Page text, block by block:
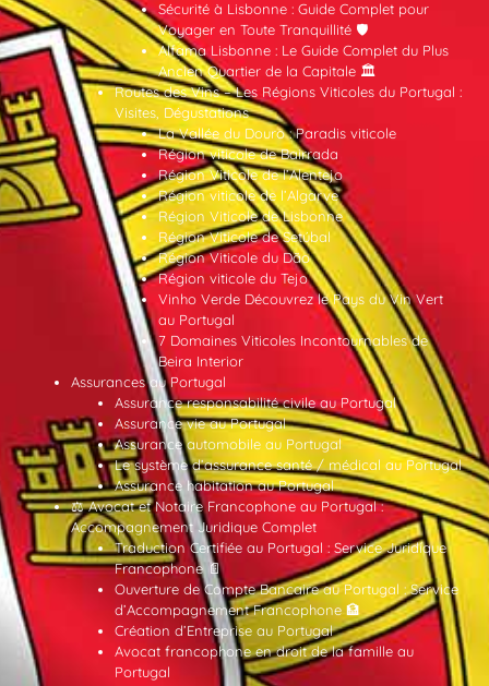
Sécurité à Lisbonne : Guide Complet pour
Voyager en Toute Tranquillité 🛡️
Alfama Lisbonne : Le Guide Complet du Plus
Ancien Quartier de la Capitale 🏛️
Routes des Vins – Les Régions Viticoles du Portugal :
Visites, Dégustations
La Vallée du Douro : Paradis viticole
Région viticole de Bairrada
Région Viticole de l’Alentejo
Région viticole de l’Algarve
Région Viticole de Lisbonne
Région Viticole de Setúbal
Région Viticole du Dão
Région viticole du Tejo
Vinho Verde Découvrez le Pays du Vin Vert
au Portugal
7 Domaines Viticoles Incontournables de
Beira Interior
Assurances au Portugal
Assurance responsabilité civile au Portugal
Assurance vie au Portugal
Assurance automobile au Portugal
Le système d’assurance santé / médical au Portugal
Assurance habitation au Portugal
⚖️ Avocat et Notaire Francophone au Portugal :
Accompagnement Juridique Complet
Traduction Certifiée au Portugal : Service Juridique
Francophone 📄
Ouverture de Compte Bancaire au Portugal : Service
d’Accompagnement Francophone 🏦
Création d’Entreprise au Portugal
Avocat francophone en droit de la famille au
Portugal